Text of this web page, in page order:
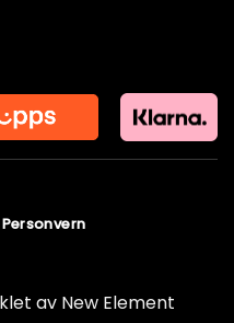
av New Element
Personvern